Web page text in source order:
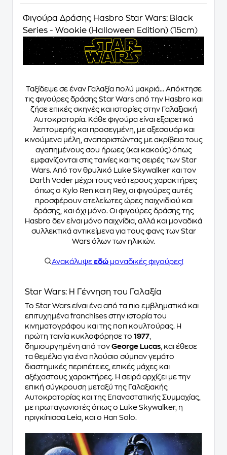
Φιγούρα Δράσης Hasbro Star Wars: Black
Series - Wookie (Halloween Edition) (15cm)
Ταξίδεψε σε έναν Γαλαξία πολύ μακριά... Απόκτησε
τις φιγούρες δράσης Star Wars από την Hasbro και
ζήσε επικές σκηνές και ιστορίες στην Γαλαξιακή
Αυτοκρατορία. Κάθε φιγούρα είναι εξαιρετικά
λεπτομερής και προσεγμένη, με αξεσουάρ και
κινούμενα μέλη, αναπαριστώντας με ακρίβεια τους
αγαπημένους σου ήρωες (και κακούς) όπως
εμφανίζονται στις ταινίες και τις σειρές των Star
Wars. Από τον θρυλικό Luke Skywalker και τον
Darth Vader μέχρι τους νεότερους χαρακτήρες
όπως ο Kylo Ren και η Rey, οι φιγούρες αυτές
προσφέρουν ατελείωτες ώρες παιχνιδιού και
δράσης, και όχι μόνο. Οι φιγούρες δράσης της
Hasbro δεν είναι μόνο παιχνίδια, αλλά και μοναδικά
συλλεκτικά αντικείμενα για τους φανς των Star
Wars όλων των ηλικιών.
Ανακάλυψε εδώμοναδικές φιγούρες!
Star Wars: Η Γέννηση του Γαλαξία
Το Star Wars είναι ένα από τα πιο εμβληματικά και
επιτυχημένα franchises στην ιστορία του
κινηματογράφου και της ποπ κουλτούρας. Η
πρώτη ταινία κυκλοφόρησε το 1977
δημιουργημένη από τον George Lucas , και έθεσε
τα θεμέλια για ένα πλούσιο σύμπαν γεμάτο
διαστημικές περιπέτειες, επικές μάχες και
αξέχαστους χαρακτήρες. Η σειρά αρχίζει με την
επική σύγκρουση μεταξύ της Γαλαξιακής
Αυτοκρατορίας και της Επαναστατικής Συμμαχίας,
με πρωταγωνιστές όπως ο Luke Skywalker, η
πριγκίπισσα Leia, και ο Han Solo.